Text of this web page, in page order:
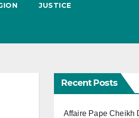
JUSTICE
Recent Posts
Affaire Pape Cheikh